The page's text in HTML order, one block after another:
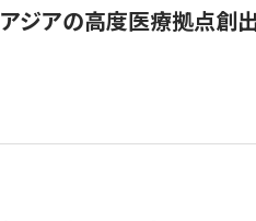
ジアの高度医療拠点創